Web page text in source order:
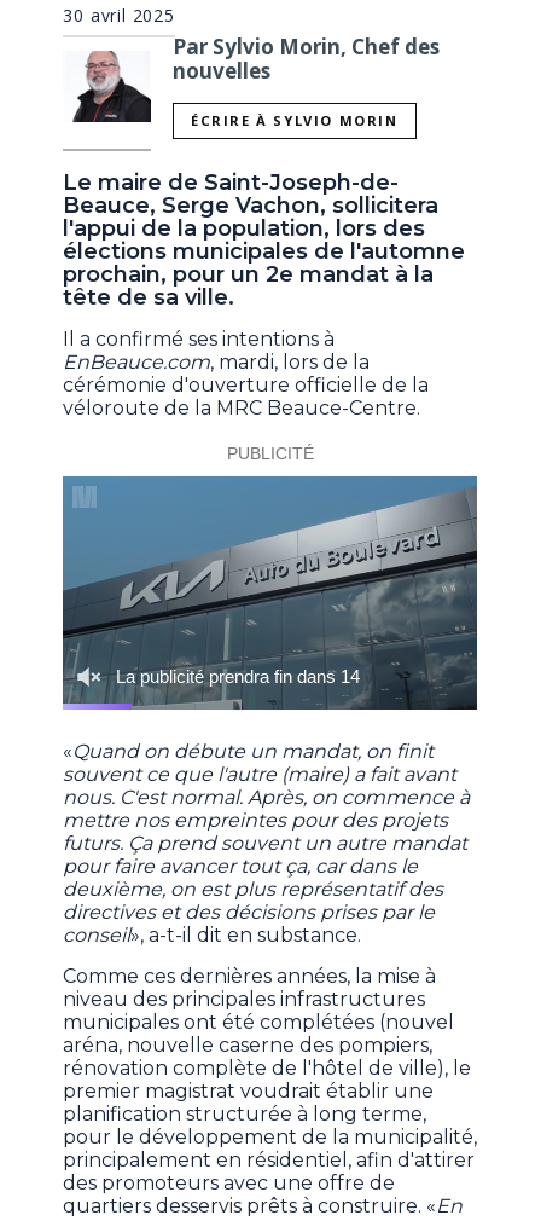
30 avril 2025
Par Sylvio Morin, Chef des
nouvelles
ÉCRIRE À SYLVIO MORIN
Le maire de Saint-Joseph-de-
Beauce, Serge Vachon, sollicitera
l'appui de la population, lors des
élections municipales de l'automne
prochain, pour un 2e mandat à la
tête de sa ville.
Il a confirmé ses intentions à
EnBeauce.com, mardi, lors de la
cérémonie d'ouverture officielle de la
véloroute de la MRC Beauce-Centre.
«Quand on débute un mandat, on finit
souvent ce que l'autre (maire) a fait avant
nous. C'est normal. Après, on commence à
mettre nos empreintes pour des projets
futurs. Ça prend souvent un autre mandat
pour faire avancer tout ça, car dans le
deuxième, on est plus représentatif des
directives et des décisions prises par le
conseil», a-t-il dit en substance.
Comme ces dernières années, la mise à
niveau des principales infrastructures
municipales ont été complétées (nouvel
aréna, nouvelle caserne des pompiers,
rénovation complète de l'hôtel de ville), le
premier magistrat voudrait établir une
planification structurée à long terme,
pour le développement de la municipalité,
principalement en résidentiel, afin d'attirer
des promoteurs avec une offre de
quartiers desservis prêts à construire. «En